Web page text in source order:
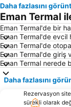
Daha fazlasını
Eman Termal
Eman Termal'de bir
Eman Termal'de
Eman Termal'de
Eman Termal'de giriş
Eman Termal nerede
Daha fazlasını
Rezervasyon
sürekli olarak